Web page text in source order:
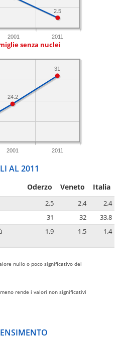
2001 2011
2.5
senza nuclei
2001 2011
31
24.2
AL 2011
Oderzo Veneto Italia
2.5 2.4
2.4
31 32
33.8
1.9 1.5 1.4
nullo o poco significativo del
rende i valori non significativi